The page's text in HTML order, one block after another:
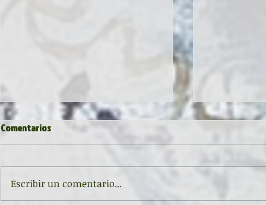
Comentarios
Escribir un comentario...